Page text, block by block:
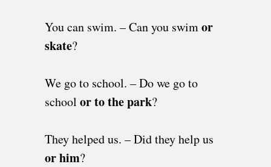
You can swim. – Can you swimor
skate?
We go to school. – Do we go to
school or to the park?
They helped us. – Did they help us
or him?